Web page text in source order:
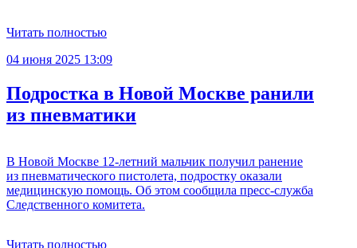
Читать полностью
04 июня 2025 13:09
Подростка в Новой Москве ранили
из пневматики
В Новой Москве 12-летний мальчик получил ранение
из пневматического пистолета, подростку оказали
медицинскую помощь. Об этом сообщила пресс-служба
Следственного комитета.
Читать полностью